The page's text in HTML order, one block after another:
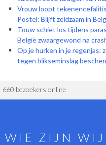
Vrouw loopt
Postel: Blijft zeldzaam in
Touw schiet los tijdens
België zwaargewond na
Op je hurken in je regenjas:
tegen blikseminslag
660 bezoekers online
WIE ZIJN WIJ